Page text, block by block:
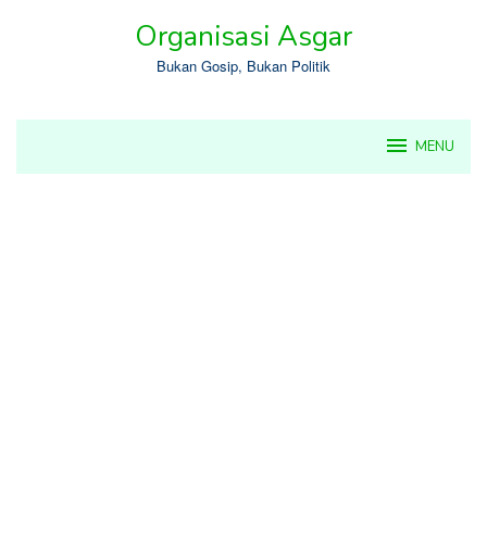
Organisasi Asgar
Bukan Gosip, Bukan Politik
MENU